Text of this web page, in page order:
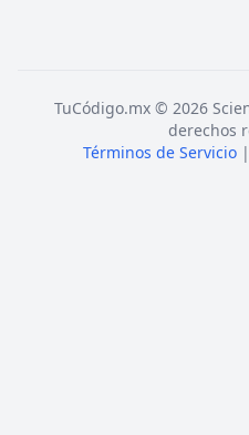
TuCódigo.mx © 2026
derechos
Términos de Servicio |